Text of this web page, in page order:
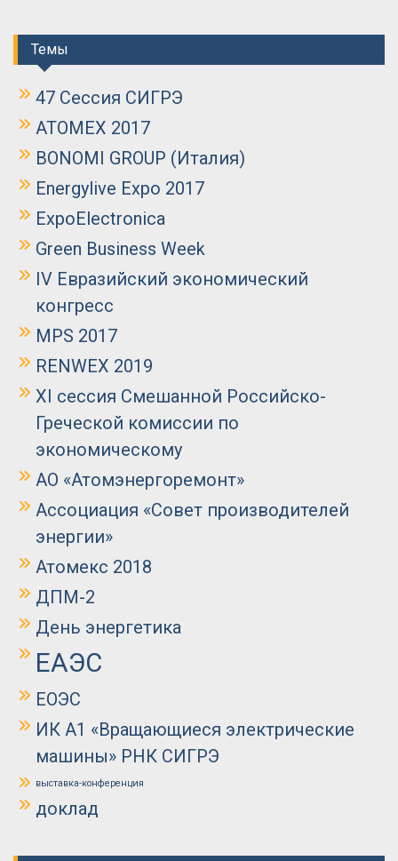
Темы
47 Сессия СИГРЭ
ATOMEX 2017
BONOMI GROUP (Италия)
Energylive Expo 2017
ExpoElectronica
Green Business Week
IV Евразийский экономический
конгресс
MPS 2017
RENWEX 2019
XI сессия Смешанной Российско-
Греческой комиссии по
экономическому
АО «Атомэнергоремонт»
Ассоциация «Совет производителей
энергии»
Атомекс 2018
ДПМ-2
День энергетика
ЕАЭС
ЕОЭС
ИК А1 «Вращающиеся электрические
машины» РНК СИГРЭ
выставка-конференция
доклад